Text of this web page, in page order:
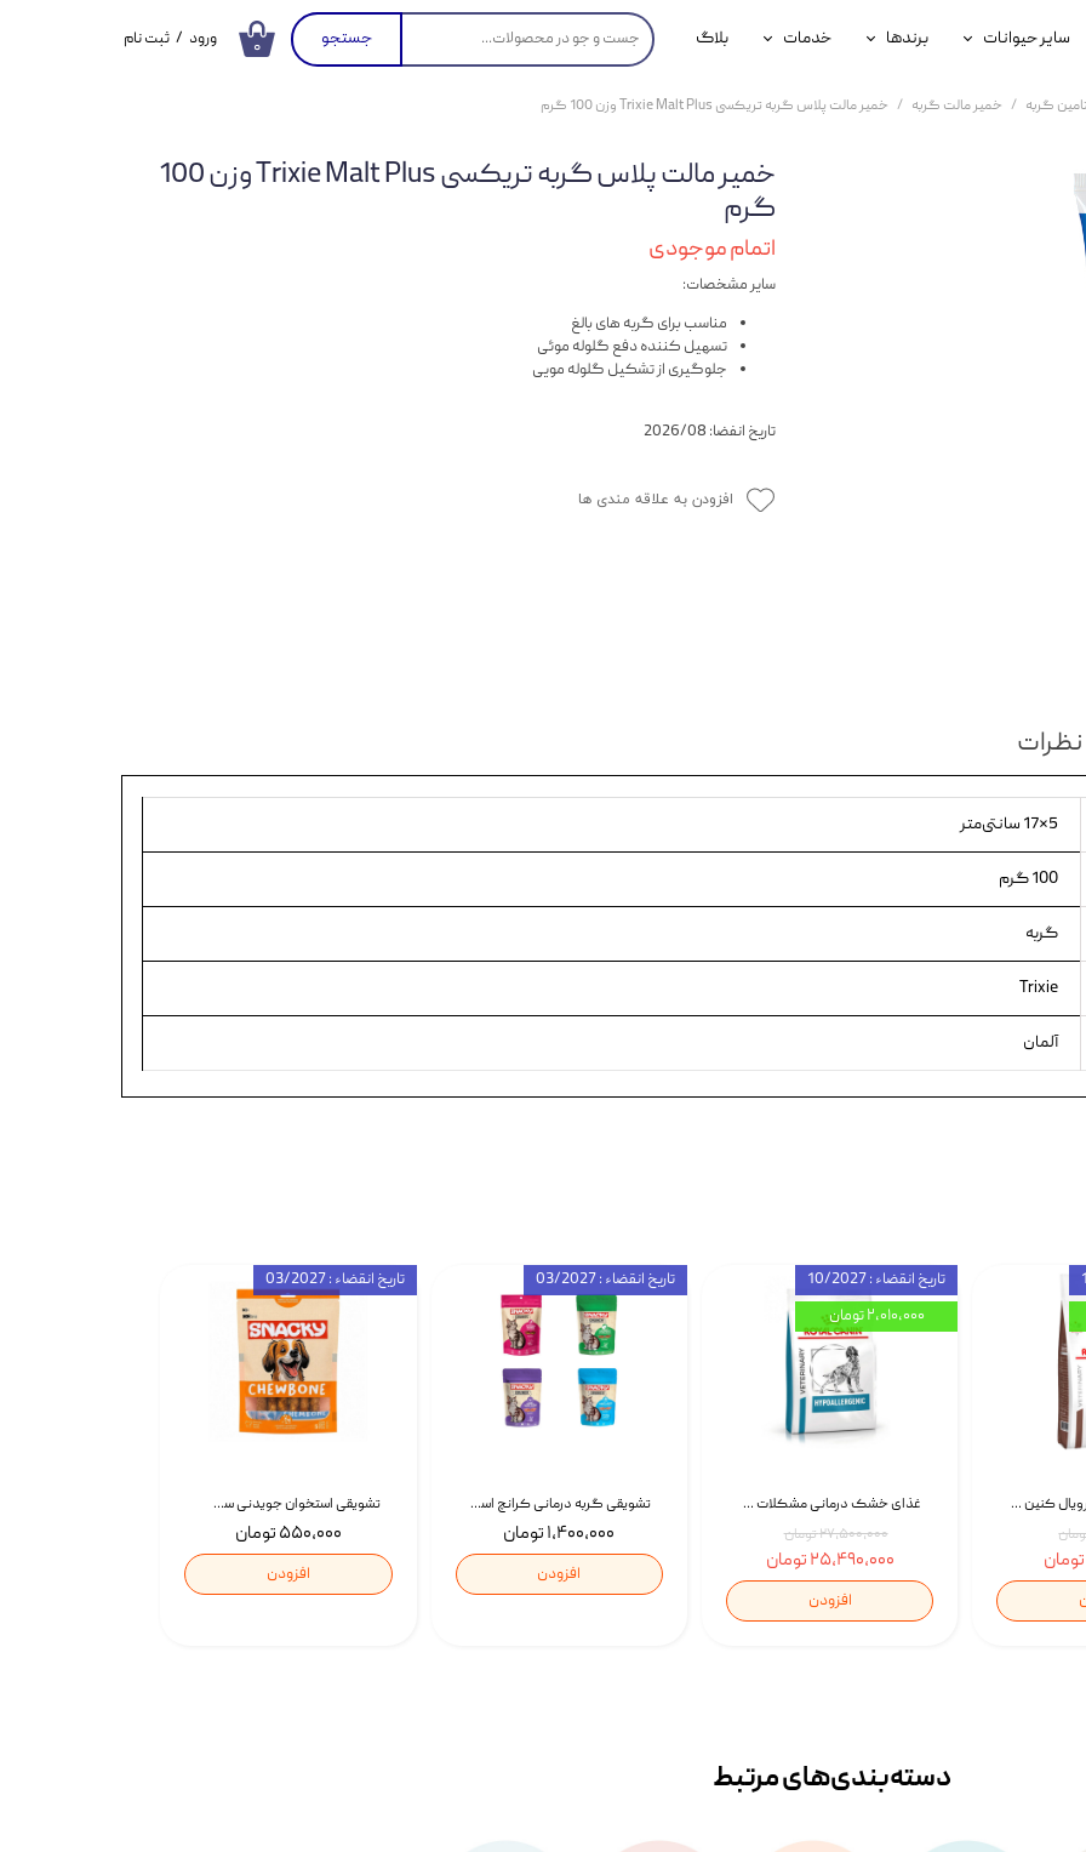
۰ جستجو
سگ
سایر حیوانات
محصولات پرندگان
برندها
جوسرا
خدمات
خدمات آنلاین دامپزشکی
بلاگ ورود / ثبت نام
سفارشات
گربه خمیر مالت گربه خمیر مالت پلاس گربه تریکسی Trixie Malt Plus وزن 100 گرم
خمیر مالت پلاس گربه تریکسی Trixie Malt Plus وزن 100
گرم
اتمام موجودی
سایر مشخصات:
مناسب برای گربه های بالغ
تسهیل کننده دفع گلوله موئی
جلوگیری از تشکیل گلوله مویی
تاریخ انفضا: 2026/08
افزودن به علاقه مندی ها
نظرات
5×17 سانتی‌متر
100 گرم
گربه
Trixie
آلمان
تشویقی استخوان جویدنی سگ اسنکی کرانچی با طعم مرغ Snacky Crunchy Munchy وزن 100 گرم
۵۵۰,۰۰۰ تومان
افزودن
تاریخ انقضاء : 03/2027
تشویقی گربه درمانی کرانچ اسنکی با طعم میکس Snacky Crunch Cat Treats وزن 60 گرم بسته 4 عددی
۱,۴۰۰,۰۰۰ تومان
افزودن
تاریخ انقضاء : 03/2027
غذای خشک درمانی مشکلات گوارشی سگ رویال کنین Royal Canin Hypoallergenic وزن 7 کیلوگرم | پت استوک
۲۷,۵۰۰,۰۰۰ تومان
۲۵,۴۹۰,۰۰۰ تومان
افزودن
تاریخ انقضاء : 10/2027
۲,۰۱۰,۰۰۰ تومان
غذای خشک گربه رویال کنین Gastrointestinal Fibre Response وزن 2 کیلوگرم | پت استوک
دسته‌بندی‌‌های مرتبط